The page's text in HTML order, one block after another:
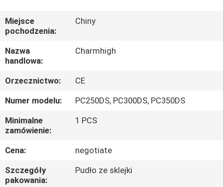
O
NAS
WYCIECZKA
FABRYCZNA
KONTROLA
JAKOŚCI
SKONTAKTUJ
Miejsce
pochodzenia:
Chiny
Nazwa
handlowa:
Charmhigh
Orzecznictwo:
CE
Numer modelu:
PC250DS, PC300DS, PC350DS
Minimalne
zamówienie:
1 PCS
Cena:
negotiate
Szczegóły
pakowania:
Pudło ze sklejki